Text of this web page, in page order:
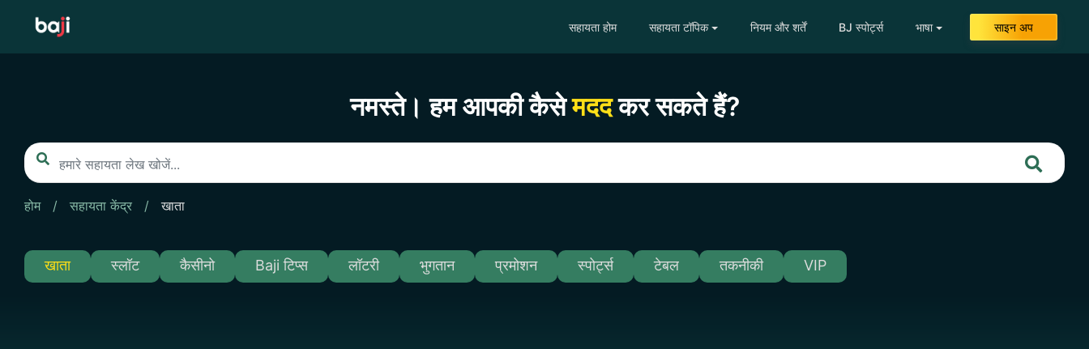
सहायता होम सहायता टॉपिक नियम और शर्तें BJ स्पोर्ट्स भाषा साइन अप
नमस्ते। हम आपकी कैसेमददकर सकते हैं?
होम / सहायता केंद्र / खाता
खाता स्लॉट कैसीनो Baji टिप्स लॉटरी भुगतान प्रमोशन स्पोर्ट्स टेबल तकनीकी VIP